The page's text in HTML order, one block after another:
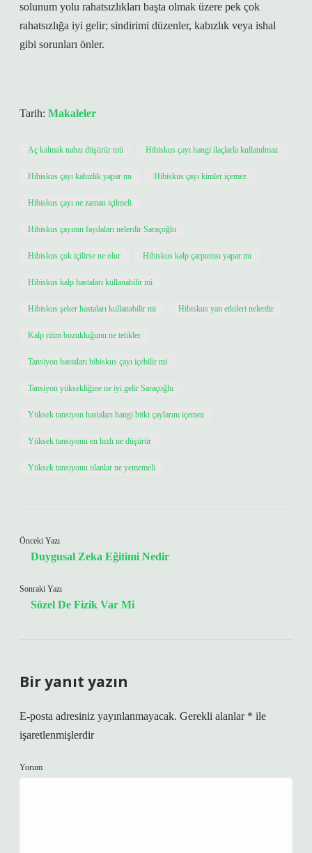
solunum yolu rahatsızlıkları başta olmak üzere pek çok
rahatsızlığa iyi gelir; sindirimi düzenler, kabızlık veya ishal
gibi sorunları önler.
Tarih: Makaleler
Aç kalmak nabzı düşürür mü Hibiskus çayı hangi ilaçlarla kullanılmaz
Hibiskus çayı kabızlık yapar mı Hibiskus çayı kimler içemez
Hibiskus çayı ne zaman içilmeli
Hibiskus çayının faydaları nelerdir Saraçoğlu
Hibiskus çok içilirse ne olur Hibiskus kalp çarpıntısı yapar mı
Hibiskus kalp hastaları kullanabilir mi
Hibiskus şeker hastaları kullanabilir mi Hibiskus yan etkileri nelerdir
Kalp ritim bozukluğunu ne tetikler
Tansiyon hastaları hibiskus çayı içebilir mi
Tansiyon yüksekliğine ne iyi gelir Saraçoğlu
Yüksek tansiyon hastaları hangi bitki çaylarını içemez
Yüksek tansiyonu en hızlı ne düşürür
Yüksek tansiyonu olanlar ne yememeli
Önceki Yazı
Duygusal Zeka Eğitimi Nedir
Sonraki Yazı
Sözel De Fizik Var Mi
Bir yanıt yazın
E-posta adresiniz yayınlanmayacak. Gerekli alanlar * ile
işaretlenmişlerdir
Yorum